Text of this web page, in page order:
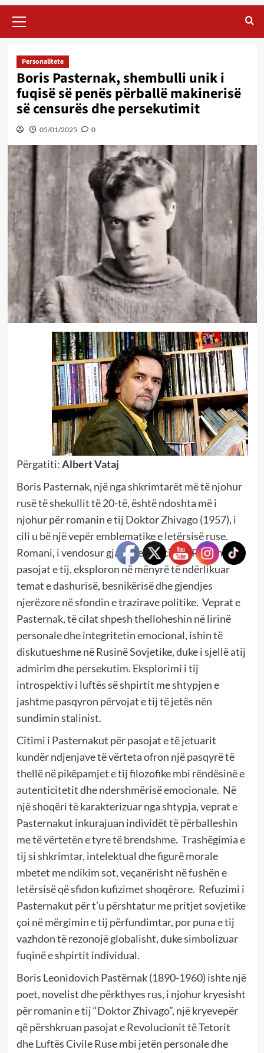
Menu
Personalitete
Boris Pasternak, shembulli unik i
fuqisë së penës përballë makinerisë
së censurës dhe persekutimit
05/01/2025 0
Përgatiti:Albert Vataj
Boris Pasternak, një nga shkrimtarët më të njohur
rusë të shekullit të 20-të, është ndoshta më i
njohur për romanin e tij Doktor Zhivago (1957), i
cili u bë një vepër emblematike e letërsisë ruse.
Romani, i vendosur gjatë Revolucionit Rus dhe
pasojat e tij, eksploron në mënyrë të ndërlikuar
temat e dashurisë, besnikërisë dhe gjendjes
njerëzore në sfondin e trazirave politike. Veprat e
Pasternak, të cilat shpesh thelloheshin në lirinë
personale dhe integritetin emocional, ishin të
diskutueshme në Rusinë Sovjetike, duke i sjellë atij
admirim dhe persekutim. Eksplorimi i tij
introspektiv i luftës së shpirtit me shtypjen e
jashtme pasqyron përvojat e tij të jetës nën
sundimin stalinist.
Citimi i Pasternakut për pasojat e të jetuarit
kundër ndjenjave të vërteta ofron një pasqyrë të
thellë në pikëpamjet e tij filozofike mbi rëndësinë e
autenticitetit dhe ndershmërisë emocionale. Në
një shoqëri të karakterizuar nga shtypja, veprat e
Pasternakut inkurajuan individët të përballeshin
me të vërtetën e tyre të brendshme. Trashëgimia e
tij si shkrimtar, intelektual dhe figurë morale
mbetet me ndikim sot, veçanërisht në fushën e
letërsisë që sfidon kufizimet shoqërore. Refuzimi i
Pasternakut për t’u përshtatur me pritjet sovjetike
çoi në mërgimin e tij përfundimtar, por puna e tij
vazhdon të rezonojë globalisht, duke simbolizuar
fuqinë e shpirtit individual.
Boris Leonidovich Pastërnak (1890-1960) ishte një
poet, novelist dhe përkthyes rus, i njohur kryesisht
për romanin e tij “Doktor Zhivago”, një kryevepër
që përshkruan pasojat e Revolucionit të Tetorit
dhe Luftës Civile Ruse mbi jetën personale dhe